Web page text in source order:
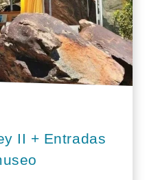
II + Entradas